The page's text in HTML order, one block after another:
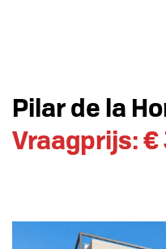
Pilar de la
Vraagprijs: